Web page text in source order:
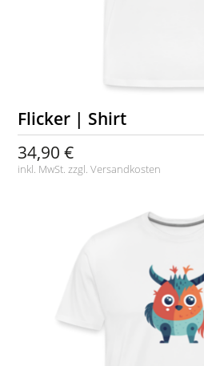
Flicker | Shirt
34,90 €
inkl. MwSt. zzgl.Versandkosten